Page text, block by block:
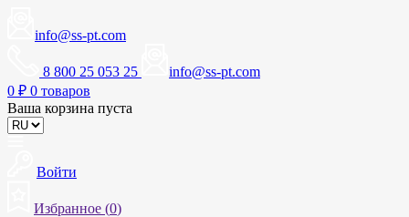
info@ss-pt.com
8 800 25 053 25
info@ss-pt.com
0 ₽ 0 товаров
Ваша корзина пуста
Войти
Избранное (0)